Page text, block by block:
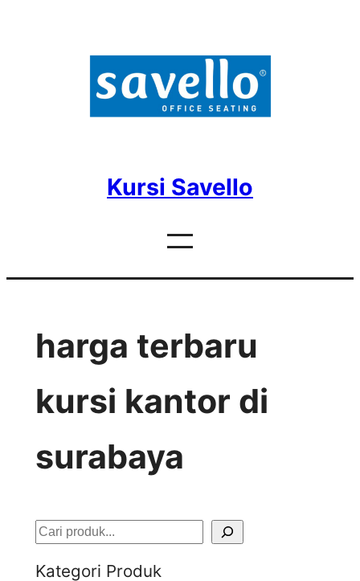
Kursi Savello
harga terbaru
kursi kantor di
surabaya
S
Kategori Produk